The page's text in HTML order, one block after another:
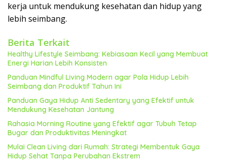
kerja untuk mendukung kesehatan dan hidup yang
lebih seimbang.
Berita Terkait
Healthy Lifestyle Seimbang: Kebiasaan Kecil yang Membuat
Energi Harian Lebih Konsisten
Panduan Mindful Living Modern agar Pola Hidup Lebih
Seimbang dan Produktif Tahun Ini
Panduan Gaya Hidup Anti Sedentary yang Efektif untuk
Mendukung Kesehatan Jantung
Rahasia Morning Routine yang Efektif agar Tubuh Tetap
Bugar dan Produktivitas Meningkat
Mulai Clean Living dari Rumah: Strategi Membentuk Gaya
Hidup Sehat Tanpa Perubahan Ekstrem